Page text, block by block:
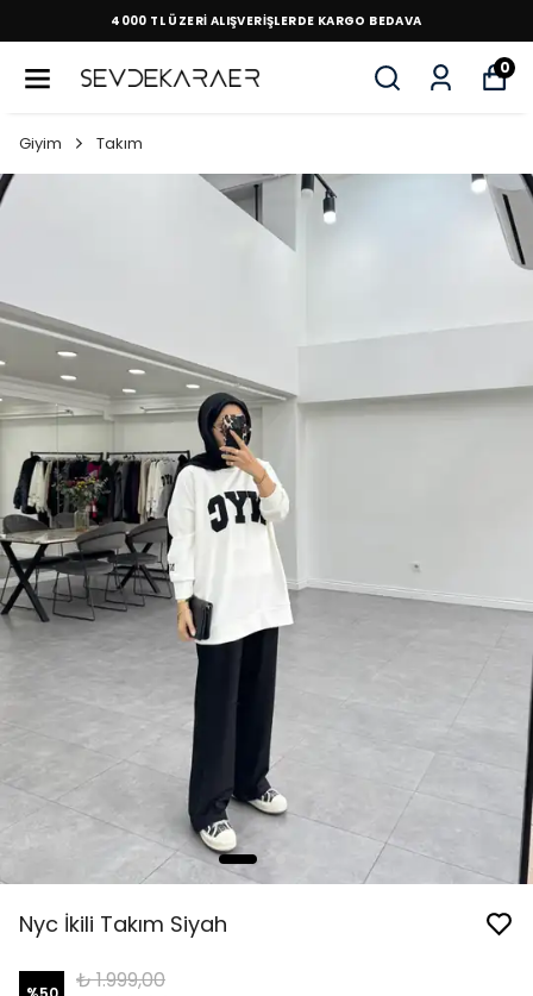
4000 TL ÜZERİ ALIŞVERİŞLERDE KARGO BEDAVA
0
Giyim Takım
Nyc İkili Takım Siyah
₺ 1.999,00